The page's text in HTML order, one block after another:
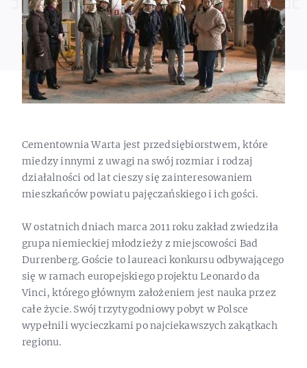
Cementownia Warta jest przedsiębiorstwem, które
miedzy innymi z uwagi na swój rozmiar i rodzaj
działalności od lat cieszy się zainteresowaniem
mieszkańców powiatu pajęczańskiego i ich gości.
W ostatnich dniach marca 2011 roku zakład zwiedziła
grupa niemieckiej młodzieży z miejscowości Bad
Durrenberg. Goście to laureaci konkursu odbywającego
się w ramach europejskiego projektu Leonardo da
Vinci, którego głównym założeniem jest nauka przez
całe życie. Swój trzytygodniowy pobyt w Polsce
wypełnili wycieczkami po najciekawszych zakątkach
regionu.